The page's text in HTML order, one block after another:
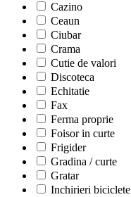
Cazino
Ceaun
Ciubar
Crama
Cutie de valori
Discoteca
Echitatie
Fax
Ferma proprie
Foisor in curte
Frigider
Gradina / curte
Gratar
Inchirieri biciclete